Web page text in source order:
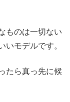
ものは一切ない
いモデルです。
たら真っ先に候